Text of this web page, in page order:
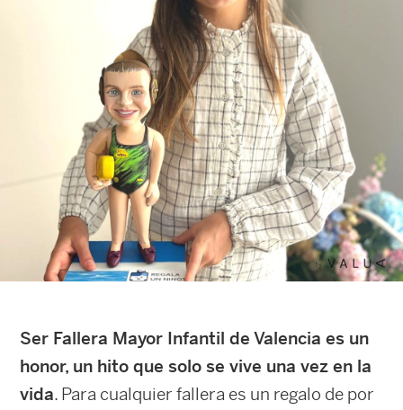
Ser Fallera Mayor Infantil de Valencia es un
honor, un hito que solo se vive una vez en la
vida. Para cualquier fallera es un regalo de por